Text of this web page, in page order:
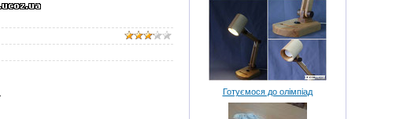
Готуємося до олімпіад